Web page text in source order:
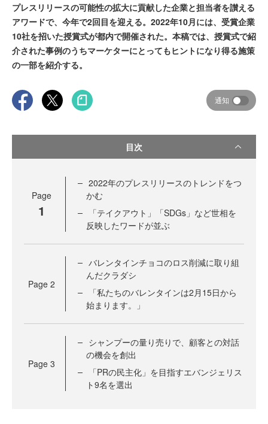
プレスリリースの可能性の拡大に貢献した企業と担当者を讃える
アワードで、今年で2回目を迎える。2022年10月には、受賞企業
10社を招いた授賞式が都内で開催された。本稿では、授賞式で紹
介された事例のうちマーケターにとってもヒントになり得る施策
の一部を紹介する。
通知
目次
Page
1
2022年のプレスリリースのトレンドをつ
かむ
「テイクアウト」「SDGs」など世相を
反映したワードが並ぶ
Page 2
バレンタインチョコのロス削減に取り組
んだクラダシ
「私たちのバレンタインは2月15日から
始まります。」
Page 3
シャンプーの量り売りで、顧客との対話
の機会を創出
「PRの民主化」を目指すエバンジェリス
ト9名を選出